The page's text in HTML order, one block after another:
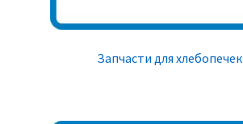
Запчасти для хлебопечек